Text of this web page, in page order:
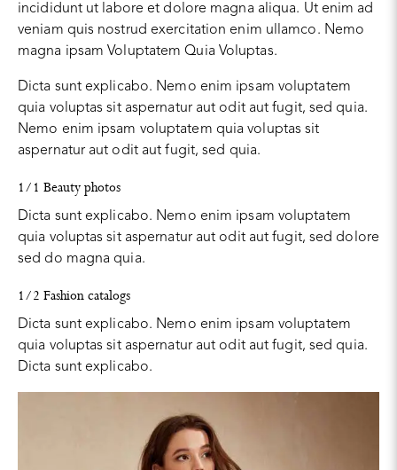
incididunt ut labore et dolore magna aliqua. Ut enim ad
veniam quis nostrud exercitation enim ullamco. Nemo
magna ipsamVoluptatem Quia Voluptas.
Dicta sunt explicabo. Nemo enim ipsam voluptatem
quia voluptas sit aspernatur aut odit aut fugit, sed quia.
Nemo enim ipsam voluptatem quia voluptas sit
aspernatur aut odit aut fugit, sed quia.
1/1 Beauty photos
Dicta sunt explicabo. Nemo enim ipsam voluptatem
quia voluptas sit aspernatur aut odit aut fugit, sed dolore
sed do magna quia.
1/2 Fashion catalogs
Dicta sunt explicabo. Nemo enim ipsam voluptatem
quia voluptas sit aspernatur aut odit aut fugit, sed quia.
Dicta sunt explicabo.